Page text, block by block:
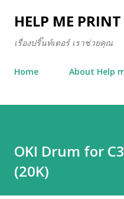
Skip to
HELP ME PRINT
เรื่องปริ๊นท์เตอร์ เราช่วยคุณ
Home About Help
OKI Drum for
(20K)